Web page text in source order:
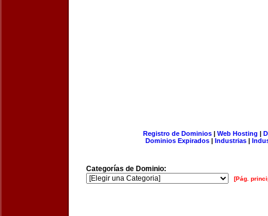
Registro de Dominios| Web Hosting |
Dominios Expirados | Industrias |
Categorías de Dominio:
[Pág.